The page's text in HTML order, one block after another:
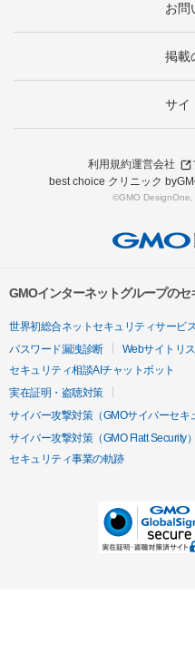
お問
掲載
サイ
利用規約運営会社
best choice クリニック
©GMO DesignOne,
GMOインターネットグループの
世界初総合ネットセキュリティサービ
パスワード漏洩診断
Webサイトリ
セキュリティ相談AIチャットボット
実在証明・盗聴対策
サイバー攻撃対策（GMOサイバーセキ
サイバー攻撃対策（GMO Flatt Security）
セキュリティ事業の軌跡